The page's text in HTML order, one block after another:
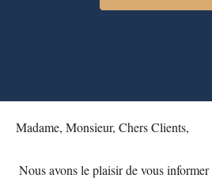
Madame, Monsieur, Chers Clients,
Nous avons le plaisir de vous